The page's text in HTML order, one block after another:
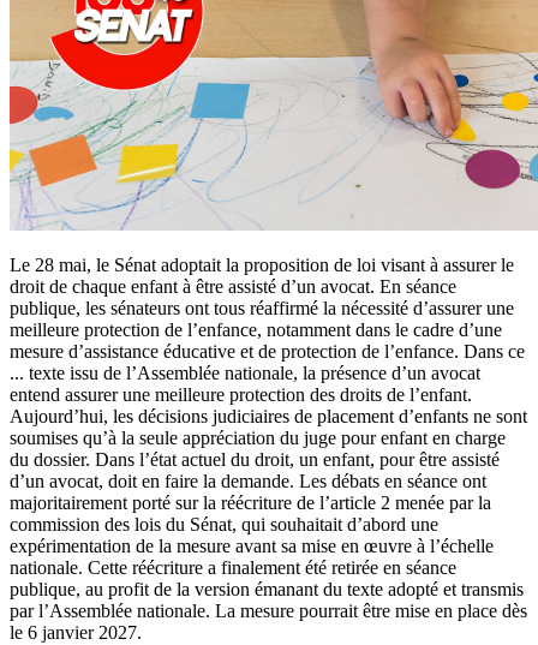
Le 28 mai, le Sénat adoptait la proposition de loi visant à assurer le
droit de chaque enfant à être assisté d’un avocat. En séance
publique, les sénateurs ont tous réaffirmé la nécessité d’assurer une
meilleure protection de l’enfance, notamment dans le cadre d’une
mesure d’assistance éducative et de protection de l’enfance. Dans ce
... texte issu de l’Assemblée nationale, la présence d’un avocat
entend assurer une meilleure protection des droits de l’enfant.
Aujourd’hui, les décisions judiciaires de placement d’enfants ne sont
soumises qu’à la seule appréciation du juge pour enfant en charge
du dossier. Dans l’état actuel du droit, un enfant, pour être assisté
d’un avocat, doit en faire la demande. Les débats en séance ont
majoritairement porté sur la réécriture de l’article 2 menée par la
commission des lois du Sénat, qui souhaitait d’abord une
expérimentation de la mesure avant sa mise en œuvre à l’échelle
nationale. Cette réécriture a finalement été retirée en séance
publique, au profit de la version émanant du texte adopté et transmis
par l’Assemblée nationale. La mesure pourrait être mise en place dès
le 6 janvier 2027.